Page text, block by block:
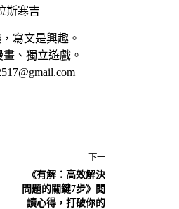
斯寒吉
寫文是興趣。
、獨立遊戲。
下一
《有解：高效解決
問題的關鍵7步》閱
讀心得，打破你的